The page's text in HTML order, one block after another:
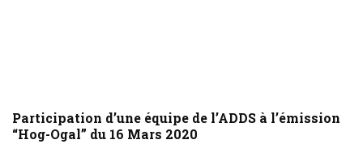
Participation d’une équipe de l’ADDS à l’émission
“Hog-Ogal” du 16 Mars 2020